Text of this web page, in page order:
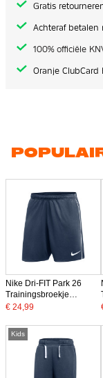
Gratis
Achteraf betalen
100% officiële
Oranje
Nike Dri-FIT Park 26
Trainingsbroekje
Donkerblauw Wit
€ 24,99
Kids